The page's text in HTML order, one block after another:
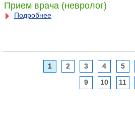
Прием врача (невролог)
Подробнее
1 2 3 4 5
9 10 11